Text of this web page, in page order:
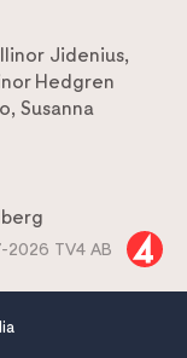
Jidenius,
Hedgren
, Susanna
2026 TV4 AB